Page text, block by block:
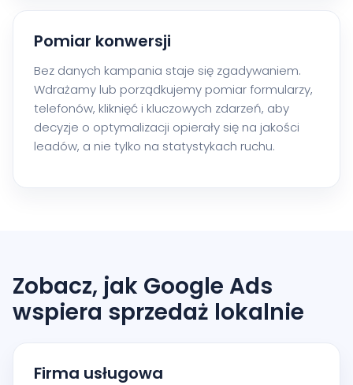
Pomiar konwersji
Bez danych kampania staje się zgadywaniem.
Wdrażamy lub porządkujemy pomiar formularzy,
telefonów, kliknięć i kluczowych zdarzeń, aby
decyzje o optymalizacji opierały się na jakości
leadów, a nie tylko na statystykach ruchu.
Zobacz, jak Google Ads
wspiera sprzedaż lokalnie
Firma usługowa